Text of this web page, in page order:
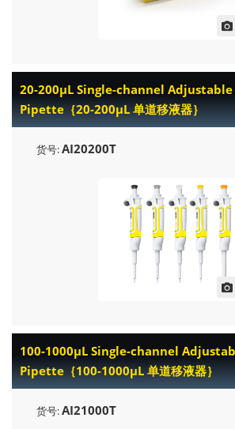
20-200μL Single-channel
Pipette｛20-200μL 单道移液器｝
货号:AI20200T
100-1000μL Single-channel
Pipette｛100-1000μL 单道移液器｝
货号:AI21000T